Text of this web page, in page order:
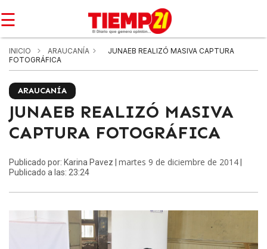
☰
INICIO ARAUCANÍA
JUNAEB REALIZÓ MASIVA CAPTURA
FOTOGRÁFICA
ARAUCANÍA
JUNAEB REALIZÓ MASIVA
CAPTURA FOTOGRÁFICA
Publicado por: Karina Pavez | martes 9 de diciembre de 2014
Publicado a las: 23:24